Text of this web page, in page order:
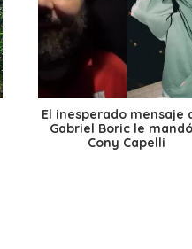
El inesperado mensaje
Gabriel Boric le
Cony Capelli